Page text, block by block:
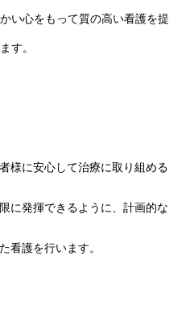
い心をもって質の高い看護を提
す。
様に安心して治療に取り組める
に発揮できるように、計画的な
看護を行います。